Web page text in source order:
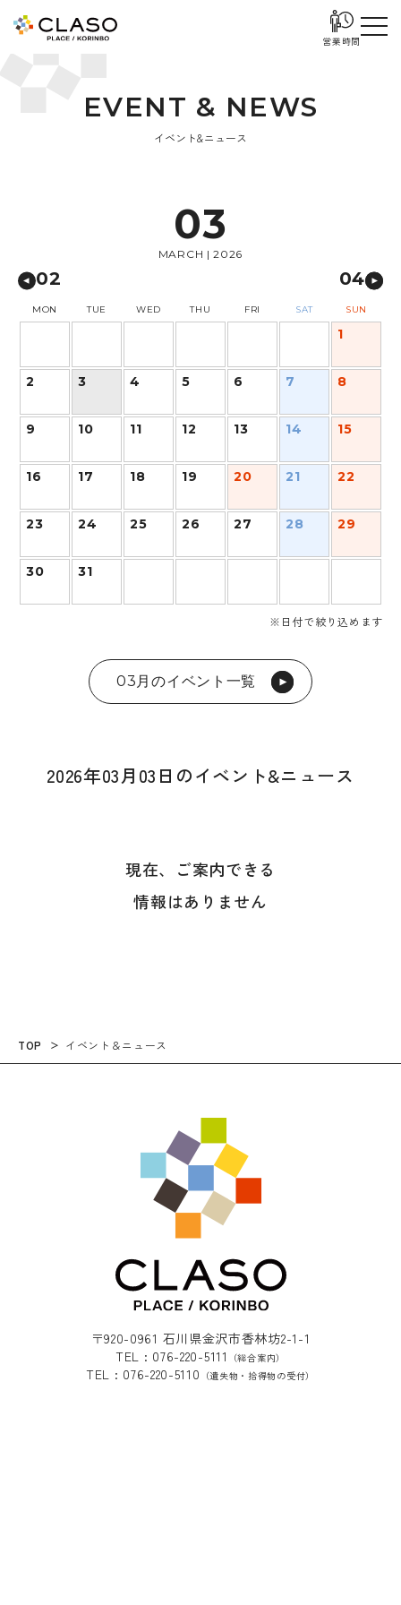
営業時間
EVENT & NEWS
イベント&ニュース
03
MARCH | 2026
02 04
MON TUE WED THU FRI SAT SUN
1
2 3 4 5 6 7 8
9 10 11 12 13 14 15
16 17 18 19 20 21 22
23 24 25 26 27 28 29
30 31
※日付で絞り込めます
03月のイベント一覧
2026年03月03日のイベント&ニュース
現在、ご案内できる
情報はありません
TOP イベント＆ニュース
〒920-0961 石川県金沢市香林坊2-1-1
TEL : 076-220-5111
（総合案内）
TEL : 076-220-5110 （遺失物・拾得物の受付）